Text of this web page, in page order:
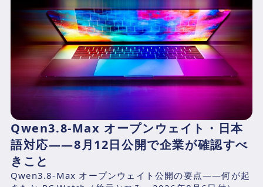
Qwen3.8-Max オープンウェイト・日本
語対応——8月12日公開で企業が確認すべ
きこと
Qwen3.8-Max オープンウェイト公開の要点——何が起